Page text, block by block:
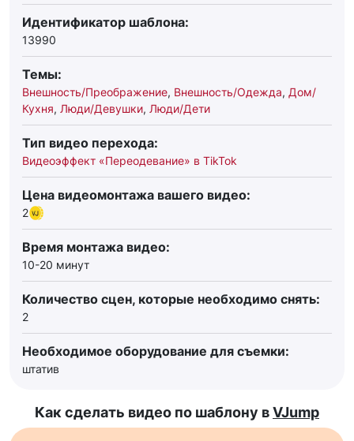
Идентификатор шаблона:
13990
Темы:
Внешность/Преображение, Внешность/Одежда, Дом/
Кухня, Люди/Девушки, Люди/Дети
Тип видео перехода:
Видеоэффект «Переодевание» в TikTok
Цена видеомонтажа вашего видео:
2
Время монтажа видео:
10-20 минут
Количество сцен, которые необходимо снять:
2
Необходимое оборудование для съемки:
штатив
Как сделать видео по шаблону вVJump